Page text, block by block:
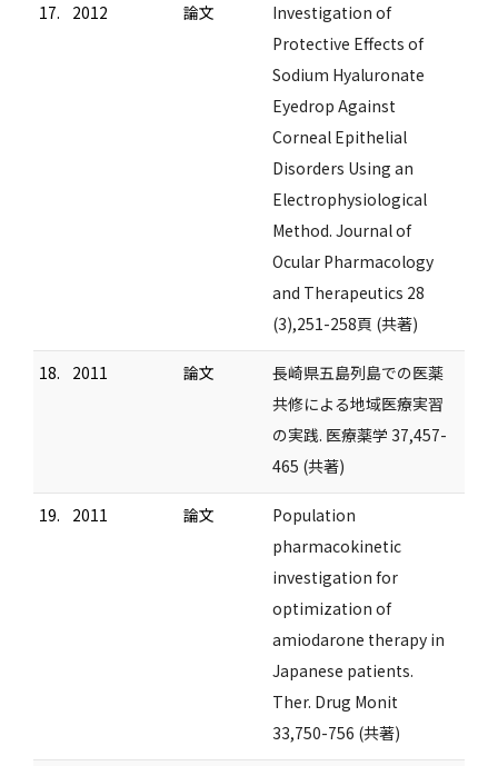
17. 2012 論文
Investigation of
Protective Effects of
Sodium Hyaluronate
Eyedrop Against
Corneal Epithelial
Disorders Using an
Electrophysiological
Method. Journal of
Ocular Pharmacology
and Therapeutics 28
(3),251-258頁 (共著)
18. 2011 論文
長崎県五島列島での医薬
共修による地域医療実習
の実践. 医療薬学 37,457-
465 (共著)
19. 2011 論文
Population
pharmacokinetic
investigation for
optimization of
amiodarone therapy in
Japanese patients.
Ther. Drug Monit
33,750-756 (共著)